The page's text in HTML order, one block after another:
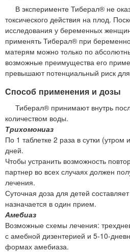
В эксперименте Тиберал® не
токсического действия на плод.
исследования у беременных
применять Тиберал® при
матерям можно только по
возможные преимущества его
превышают потенциальный риск
Способ применения и дозы
Тиберал® принимают внутрь
количеством воды.
Трихомониаз
По 1 таблетке 2 раза в сутки (утром
дней.
Чтобы устранить возможность
партнер во всех случаях должен
лечения.
Суточная доза для детей
назначается в один прием.
Амебиаз
Возможные схемы лечения:
с амебной дизентерией и 5-10-
формах амебиаза.